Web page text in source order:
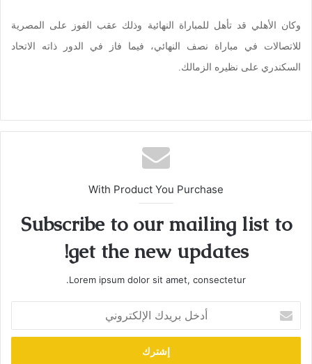
وكان الأهلي قد تأهل للمباراة النهائية وذلك عقب الفوز على المصرية
للاتصالات في مباراة نصف النهائي، فيما فاز في الدور ذاته الاتحاد
السكندري على نظيره الزمالك.
With Product You Purchase
Subscribe to our mailing list to
get the new updates!
Lorem ipsum dolor sit amet, consectetur.
بريدك
الإلكتروني